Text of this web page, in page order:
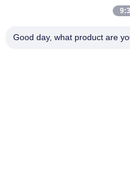
Veinna-de bouw,
Good day, what product are